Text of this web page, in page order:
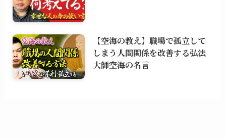
【空海の教え】職場で孤立して
しまう人間関係を改善する弘法
大師空海の名言